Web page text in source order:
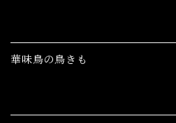
華味鳥の鳥きも